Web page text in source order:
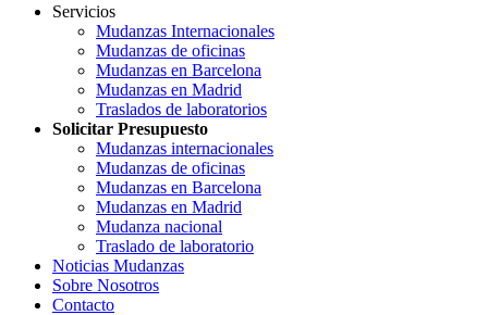
Servicios
Mudanzas Internacionales
Mudanzas de oficinas
Mudanzas en Barcelona
Mudanzas en Madrid
Traslados de laboratorios
Solicitar Presupuesto
Mudanzas internacionales
Mudanzas de oficinas
Mudanzas en Barcelona
Mudanzas en Madrid
Mudanza nacional
Traslado de laboratorio
Noticias Mudanzas
Sobre Nosotros
Contacto